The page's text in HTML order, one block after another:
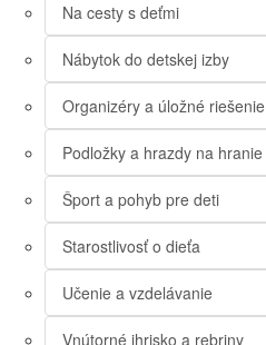
Na cesty s deťmi
Nábytok do detskej izby
Organizéry a úložné riešenie
Podložky a hrazdy na hranie
Šport a pohyb pre deti
Starostlivosť o dieťa
Učenie a vzdelávanie
Vnútorné ihrisko a rebriny